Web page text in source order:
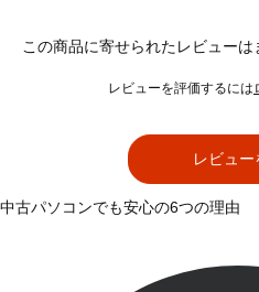
この商品に寄せられたレビューは
レビューを評価するには
レビュー
中古パソコンでも安心の6つの理由